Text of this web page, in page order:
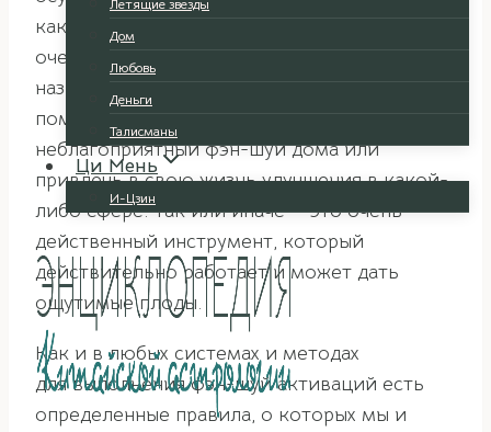
Летящие звезды
Дом
Любовь
Деньги
Талисманы
Ци Мень
И-Цзин
каком-то важном деле фэн-шуй имеет один
очень интересный инструмент, который
называется
помочь, если нужно подкорректировать
неблагоприятный фэн-шуй дома или
привлечь в свою жизнь улучшения в какой-
либо сфере. Так или иначе — это очень
действенный инструмент, который
действительно работает и может дать
ощутимые плоды.
Как и в любых системах и методах
для выполнения фэн-шуй активаций есть
определенные правила, о которых мы и